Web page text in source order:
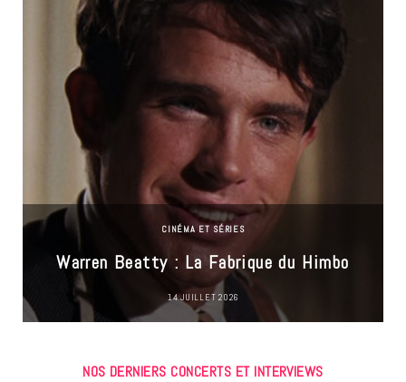
CINÉMA ET SÉRIES
Warren Beatty : La Fabrique du Himbo
14 JUILLET 2026
NOS DERNIERS CONCERTS ET INTERVIEWS